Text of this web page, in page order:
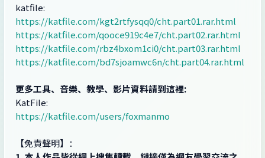
katfile:
https://katfile.com/kgt2rtfysqq0/cht.part01.rar.html
https://katfile.com/qooce919c4e7/cht.part02.rar.html
https://katfile.com/rbz4bxom1ci0/cht.part03.rar.html
https://katfile.com/bd7sjoamwc6n/cht.part04.rar.html
更多工具、音樂、教學、影片資料請到這裡:
KatFile:
https://katfile.com/users/foxmanmo
【免責聲明】：